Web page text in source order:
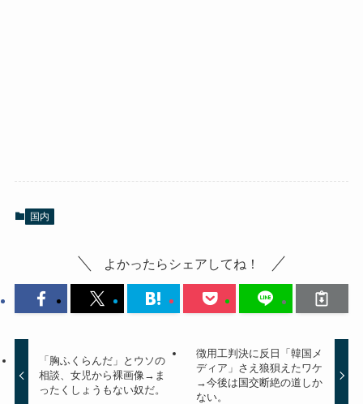
国内
よかったらシェアしてね！
「胸ふくらんだ」とウソの
相談、女児から裸画像→ま
ったくしょうもない奴だ。
徴用工判決に反日「韓国メ
ディア」さえ狼狽えたワケ
→今後は国交断絶の道しか
ない。